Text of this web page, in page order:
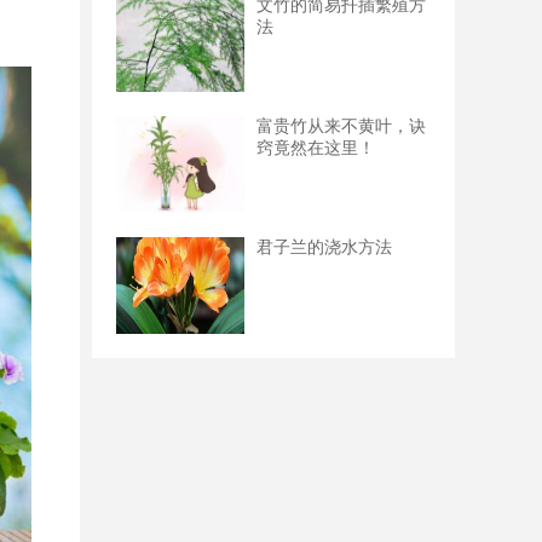
文竹的简易扦插繁殖方
法
富贵竹从来不黄叶，诀
窍竟然在这里！
君子兰的浇水方法